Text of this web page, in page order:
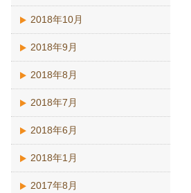
2018年10月
2018年9月
2018年8月
2018年7月
2018年6月
2018年1月
2017年8月